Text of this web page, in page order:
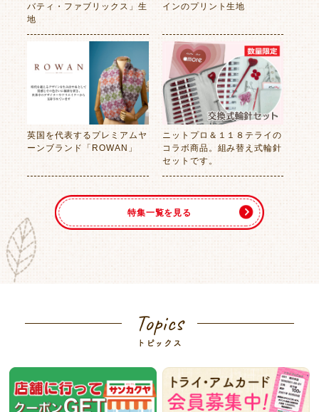
バティ・ファブリックス」生
地
インのプリント生地
英国を代表するプレミアムヤ
ーンブランド「ROWAN」
ニットプロ＆１１８テライの
コラボ商品。組み替え式輪針
セットです。
特集一覧を見る
Topics
トピックス